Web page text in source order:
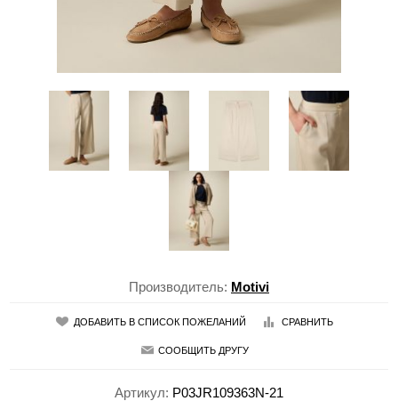
Производитель: Motivi
ДОБАВИТЬ В СПИСОК ПОЖЕЛАНИЙ СРАВНИТЬ
СООБЩИТЬ ДРУГУ
Артикул: P03JR109363N-21